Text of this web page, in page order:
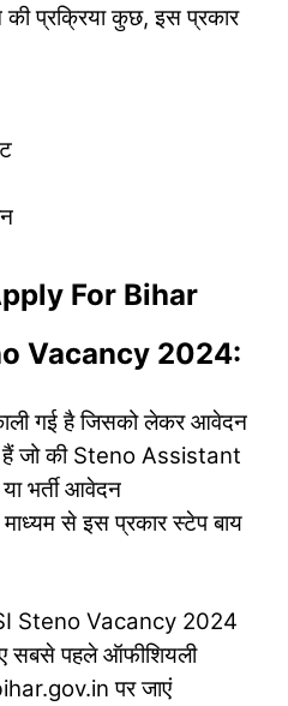
प्रक्रिया कुछ, इस प्रकार
For Bihar
Vacancy 2024:
गई है जिसको लेकर आवेदन
हैं जो की Steno Assistant
भर्ती आवेदन
से इस प्रकार स्टेप बाय
Steno Vacancy 2024
सबसे पहले ऑफीशियली
पर जाएं